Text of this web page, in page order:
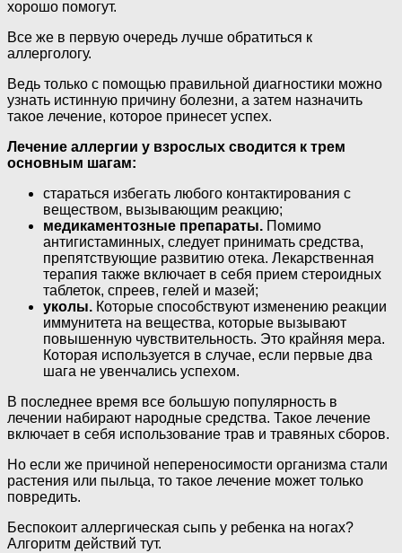
хорошо помогут.
Все же в первую очередь лучше обратиться к
аллергологу.
Ведь только с помощью правильной диагностики можно
узнать истинную причину болезни, а затем назначить
такое лечение, которое принесет успех.
Лечение аллергии у взрослых сводится к трем
основным шагам:
стараться избегать любого контактирования с
веществом, вызывающим реакцию;
медикаментозные препараты. Помимо
антигистаминных, следует принимать средства,
препятствующие развитию отека. Лекарственная
терапия также включает в себя прием стероидных
таблеток, спреев, гелей и мазей;
уколы. Которые способствуют изменению реакции
иммунитета на вещества, которые вызывают
повышенную чувствительность. Это крайняя мера.
Которая используется в случае, если первые два
шага не увенчались успехом.
В последнее время все большую популярность в
лечении набирают народные средства. Такое лечение
включает в себя использование трав и травяных сборов.
Но если же причиной непереносимости организма стали
растения или пыльца, то такое лечение может только
повредить.
Беспокоит аллергическая сыпь у ребенка на ногах?
Алгоритм действий тут.